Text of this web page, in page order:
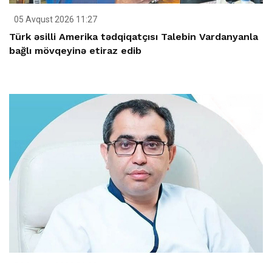
05 Avqust 2026 11:27
Türk əsilli Amerika tədqiqatçısı Talebin Vardanyanla
bağlı mövqeyinə etiraz edib